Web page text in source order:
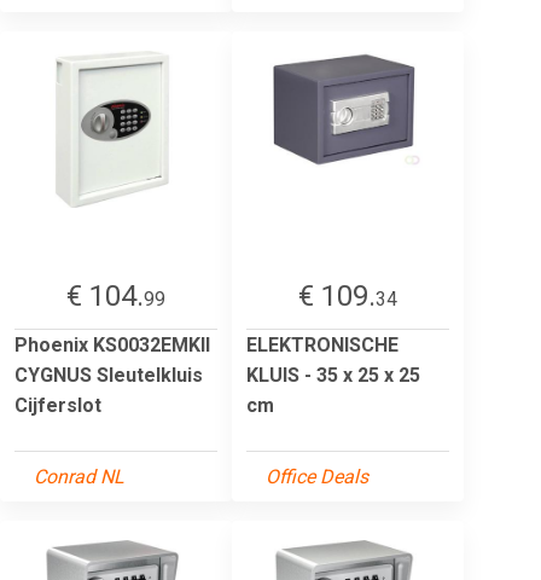
€ 104.99
Phoenix KS0032EMKII
CYGNUS Sleutelkluis
Cijferslot
Conrad NL
€ 109.34
ELEKTRONISCHE
KLUIS - 35 x 25 x 25
cm
Office Deals